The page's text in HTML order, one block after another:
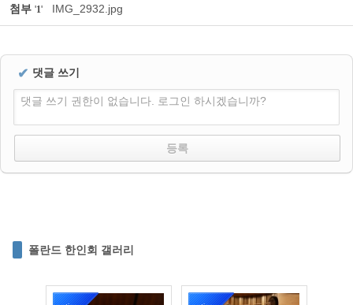
첨부 '1' IMG_2932.jpg
✔ 댓글 쓰기
댓글 쓰기 권한이 없습니다. 로그인 하시겠습니까?
폴란드 한인회 갤러리